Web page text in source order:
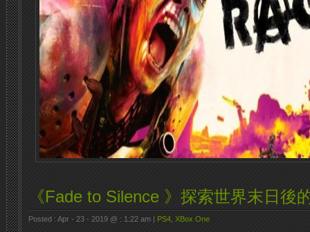
《Fade to Silence 》探索世界末日後
Posted : Apr - 23 - 2019 @ : 1:22 am | PS4 XBox One